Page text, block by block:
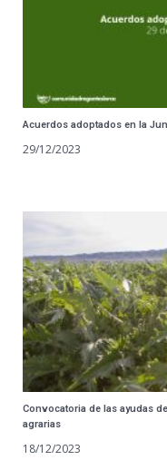
Acuerdos adoptados en la
29/12/2023
Convocatoria de las ayudas
agrarias
18/12/2023